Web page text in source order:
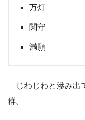
万灯
関守
満願
じわじわと滲み出
群。